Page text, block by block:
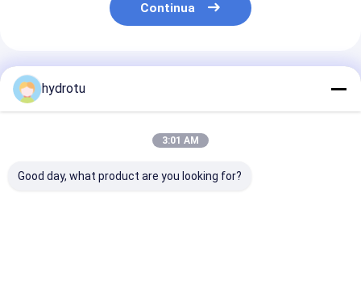
Continua
Prodotti Raccomandati
hydrotu
3:01 AM
Good day, what product are you looking for?